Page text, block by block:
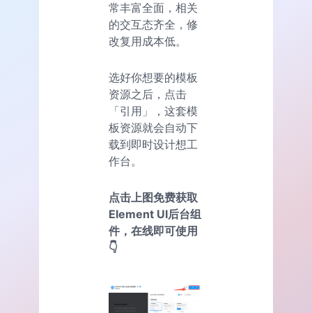
常丰富全面，相关
的交互态齐全，修
改复用成本低。
选好你想要的模板
资源之后，点击
「引用」，这套模
板资源就会自动下
载到即时设计想工
作台。
点击上图免费获取
Element UI后台组
件，在线即可使用
👇